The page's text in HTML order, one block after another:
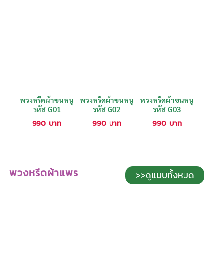
พวงหรีดผ้าขนหนู
รหัส G01
990 บาท
พวงหรีดผ้าขนหนู
รหัส G02
990 บาท
พวงหรีดผ้าขนหนู
รหัส G03
990 บาท
พวงหรีดผ้าแพร >>ดูแบบทั้งหมด